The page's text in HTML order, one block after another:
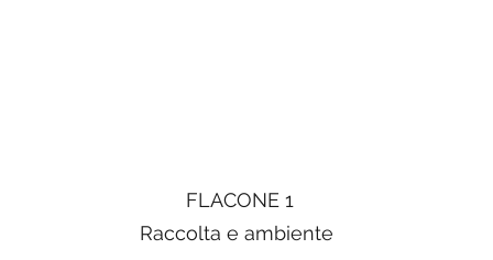
FLACONE 1
Raccolta e ambiente